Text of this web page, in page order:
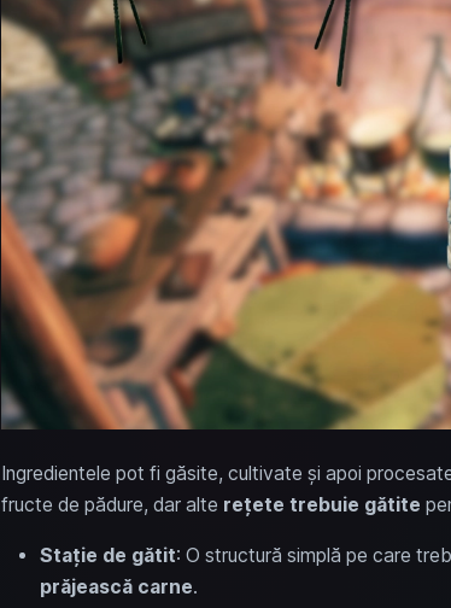
Ingredientele pot fi găsite, cultivate și apoi
fructe de pădure, dar alte rețete trebuie gătite
Stație de gătit: O structură simplă pe care
prăjească carne.